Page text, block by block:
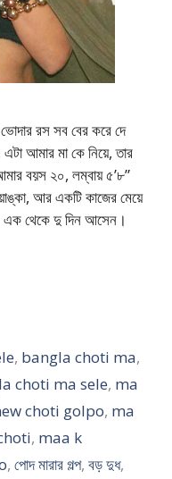
রস সব বের করে দে
আমার মা কে নিয়ে, তার
বয়স ২০, লম্বায় ৫’৮”
আর একটি কাজের মেয়ে
এক থেকে দু দিন আসেন।
, bangla choti ma,
choti ma sele, ma
choti golpo, ma
, maa k
, পোদ মারার গল্প, বড় দুধ,